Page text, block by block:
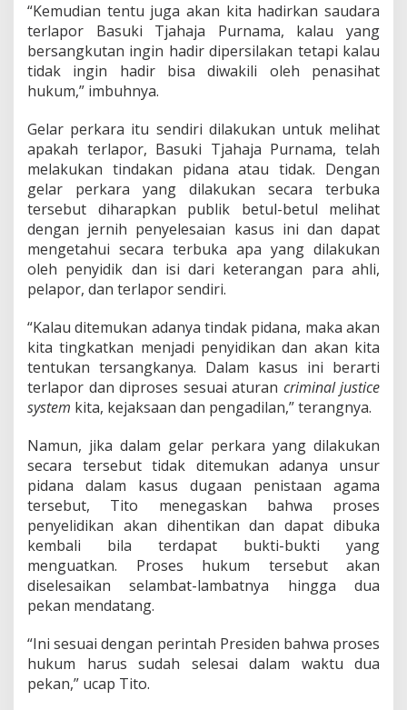
k
k
a
n
r
b
u
k
a
“Kemudian tentu juga akan kita hadirkan saudara
terlapor Basuki Tjahaja Purnama, kalau yang
bersangkutan ingin hadir dipersilakan tetapi kalau
tidak ingin hadir bisa diwakili oleh penasihat
hukum,” imbuhnya.
Gelar perkara itu sendiri dilakukan untuk melihat
apakah terlapor, Basuki Tjahaja Purnama, telah
melakukan tindakan pidana atau tidak. Dengan
gelar perkara yang dilakukan secara terbuka
tersebut diharapkan publik betul-betul melihat
dengan jernih penyelesaian kasus ini dan dapat
mengetahui secara terbuka apa yang dilakukan
oleh penyidik dan isi dari keterangan para ahli,
pelapor, dan terlapor sendiri.
“Kalau ditemukan adanya tindak pidana, maka akan
kita tingkatkan menjadi penyidikan dan akan kita
tentukan tersangkanya. Dalam kasus ini berarti
terlapor dan diproses sesuai aturan criminal justice
system kita, kejaksaan dan pengadilan,” terangnya.
Namun, jika dalam gelar perkara yang dilakukan
secara tersebut tidak ditemukan adanya unsur
pidana dalam kasus dugaan penistaan agama
tersebut, Tito menegaskan bahwa proses
penyelidikan akan dihentikan dan dapat dibuka
kembali bila terdapat bukti-bukti yang
menguatkan. Proses hukum tersebut akan
diselesaikan selambat-lambatnya hingga dua
pekan mendatang.
“Ini sesuai dengan perintah Presiden bahwa proses
hukum harus sudah selesai dalam waktu dua
pekan,” ucap Tito.